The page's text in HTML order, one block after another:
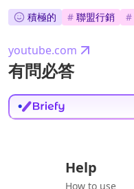
積極的 # 聯盟行銷 #
youtube.com
有問必答
Help
How to use